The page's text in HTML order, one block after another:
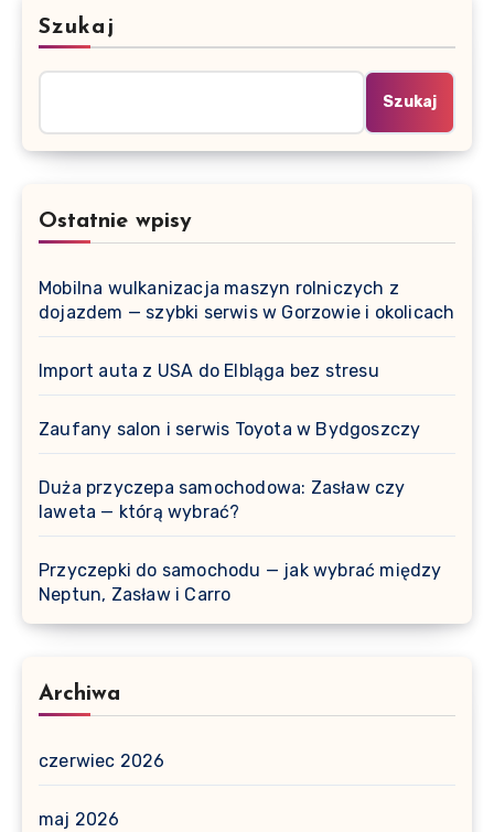
Szukaj
Szukaj
Ostatnie wpisy
Mobilna wulkanizacja maszyn rolniczych z
dojazdem — szybki serwis w Gorzowie i okolicach
Import auta z USA do Elbląga bez stresu
Zaufany salon i serwis Toyota w Bydgoszczy
Duża przyczepa samochodowa: Zasław czy
laweta — którą wybrać?
Przyczepki do samochodu — jak wybrać między
Neptun, Zasław i Carro
Archiwa
czerwiec 2026
maj 2026